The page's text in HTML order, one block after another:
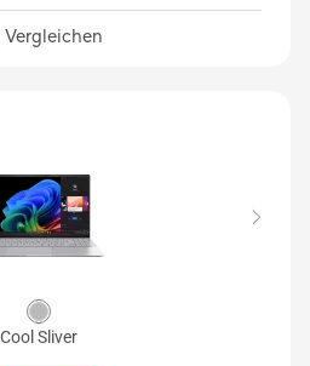
mit zwei USB4®
Vergleichen
Cool Sliver